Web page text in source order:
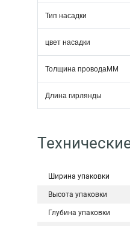
Тип насадки
цвет насадки
Толщина проводаММ
Длина гирлянды
Ширина упаковки
Высота упаковки
Глубина упаковки